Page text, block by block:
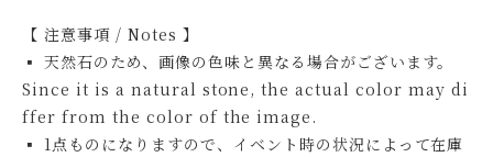
【 注意事項 / Notes 】
▪ 天然石のため、画像の色味と異なる場合がございます。
Since it is a natural stone, the actual color may di
ffer from the color of the image.
▪ 1点ものになりますので、イベント時の状況によって在庫